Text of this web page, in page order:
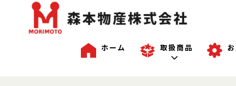
ホーム 取扱商品